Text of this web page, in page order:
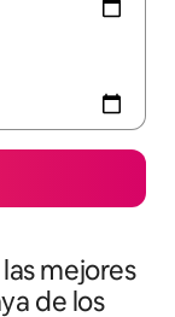
mejores
de los